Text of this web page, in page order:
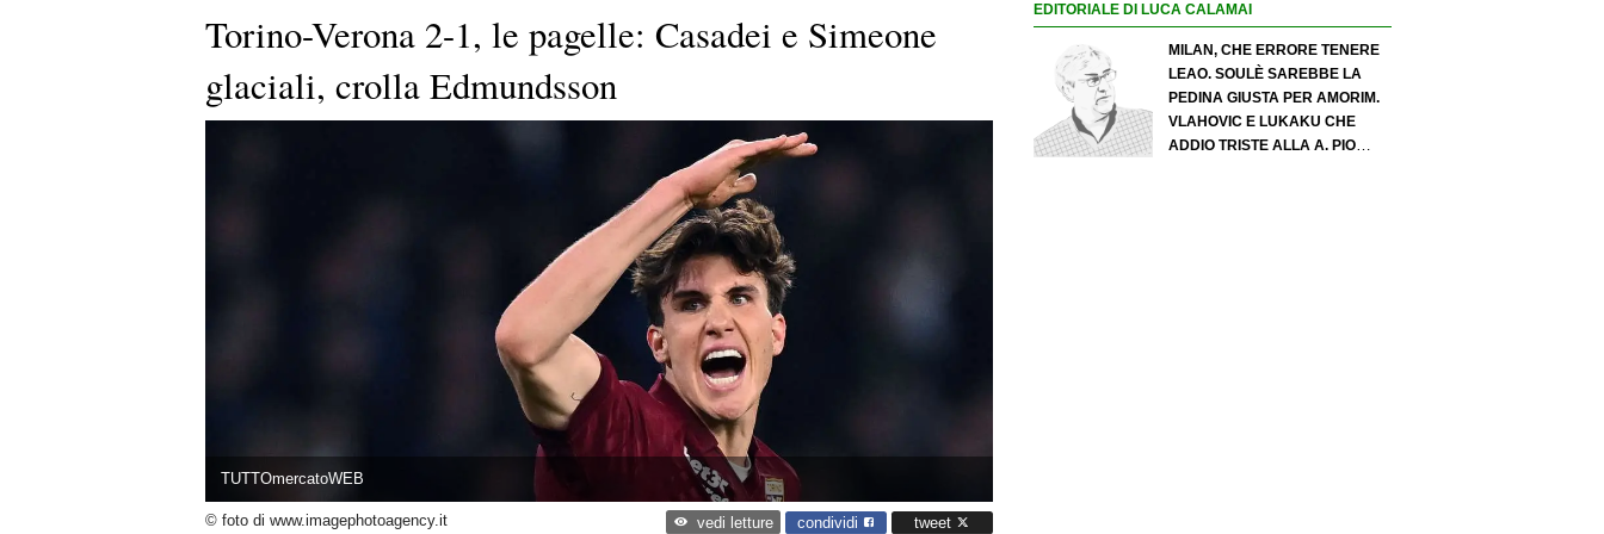
Torino-Verona 2-1, le pagelle: Casadei e Simeone
glaciali, crolla Edmundsson
TUTTOmercatoWEB
© foto di www.imagephotoagency.it vedi letture condividi tweet
EDITORIALE DI LUCA CALAMAI
MILAN, CHE ERRORE TENERE
LEAO. SOULÈ SAREBBE LA
PEDINA GIUSTA PER AMORIM.
VLAHOVIC E LUKAKU CHE
ADDIO TRISTE ALLA A. PIO